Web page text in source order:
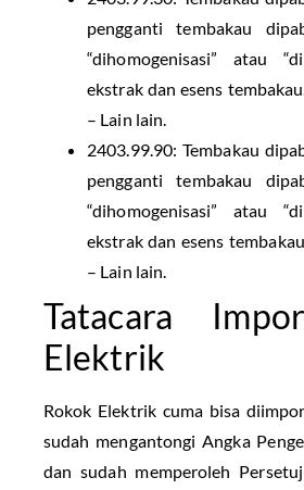
pengganti tembakau
“dihomogenisasi” atau
ekstrak dan esens
– Lain lain.
2403.99.90: Tembakau
pengganti tembakau
“dihomogenisasi” atau
ekstrak dan esens
– Lain lain.
Tatacara
Elektrik
Rokok Elektrik cuma bisa
sudah mengantongi Angka
dan sudah memperoleh